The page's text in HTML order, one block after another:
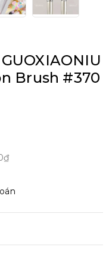
Brush #370